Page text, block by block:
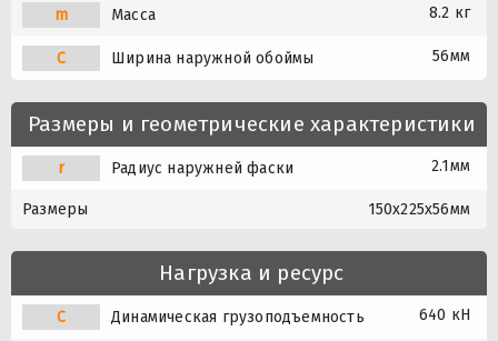
m Масса 8.2 кг
C Ширина наружной обоймы 56мм
Размеры и геометрические характеристики
r Радиус наружней фаски 2.1мм
Размеры 150x225x56мм
Нагрузка и ресурс
C Динамическая грузоподъемность 640 кН